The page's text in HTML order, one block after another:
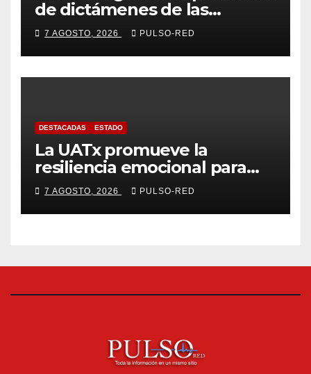
de dictámenes de las
cuentas públicas de entes
fiscalizables del ejercicio
fiscal 2025
7 AGOSTO, 2026 PULSO-RED
DESTACADAS ESTADO
La UATx promueve la
resiliencia emocional para
fortalecer salud y bienestar
de estudiantes y docentes
7 AGOSTO, 2026 PULSO-RED